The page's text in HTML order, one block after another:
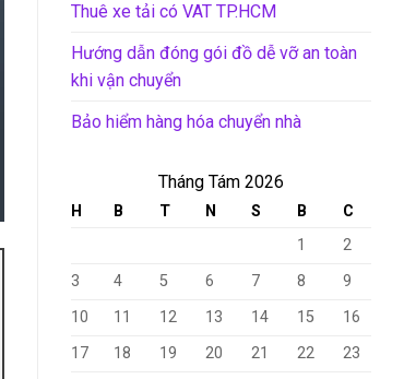
Thuê xe tải có VAT TP.HCM
Hướng dẫn đóng gói đồ dễ vỡ an toàn
khi vận chuyển
Bảo hiểm hàng hóa chuyển nhà
Tháng Tám 2026
H B T N S B
C
1
2
3
4 5 6 7 8
9
10
11 12 13 14 15
16
17
18 19 20 21 22
23